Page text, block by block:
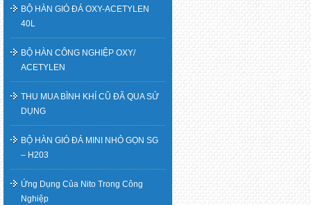
viết
BỘ HÀN GIÓ ĐÁ OXY-ACETYLEN
40L
BỘ HÀN CÔNG NGHIỆP OXY/
ACETYLEN
THU MUA BÌNH KHÍ CŨ ĐÃ QUA SỬ
DỤNG
BỘ HÀN GIÓ ĐÁ MINI NHỎ GỌN SG
– H203
Ứng Dụng Của Nito Trong Công
Nghiệp